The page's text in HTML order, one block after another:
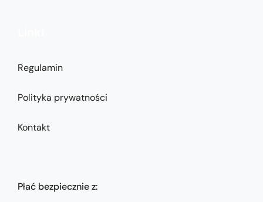
Regulamin
Polityka prywatności
Kontakt
Płać bezpiecznie z: